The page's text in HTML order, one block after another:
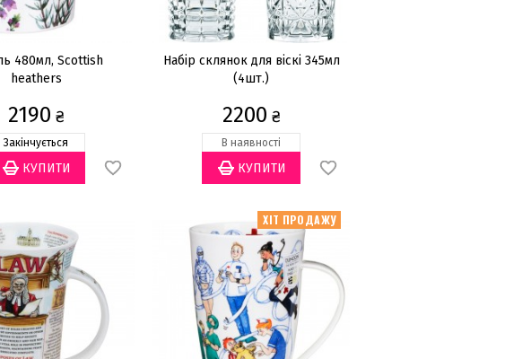
480мл, Scottish
heathers
2190 ₴
Закінчується
Набір склянок для віскі 345мл
(4шт.)
2200 ₴
В наявності
ХІТ ПРОДАЖУ